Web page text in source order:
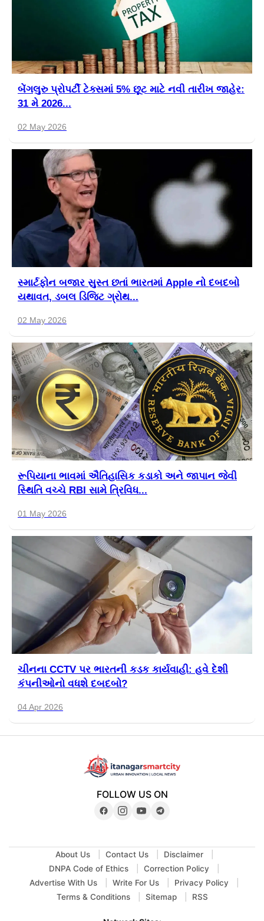
બેંગલુરુ પ્રોપર્ટી ટેક્સમાં 5% છૂટ માટે નવી તારીખ જાહેર:
31 મે 2026...
02 May 2026
સ્માર્ટફોન બજાર સુસ્ત છતાં ભારતમાં Apple નો દબદબો
યથાવત, ડબલ ડિજિટ ગ્રોથ...
02 May 2026
રૂપિયાના ભાવમાં ઐતિહાસિક કડાકો અને જાપાન જેવી
સ્થિતિ વચ્ચે RBI સામે ત્રિવિધ...
01 May 2026
ચીનના CCTV પર ભારતની કડક કાર્યવાહી: હવે દેશી
કંપનીઓનો વધશે દબદબો?
04 Apr 2026
FOLLOW US ON
About Us Contact Us
Disclaimer
DNPA Code of Ethics
Correction Policy
Advertise With Us
Write For Us
Privacy Policy
Terms & Conditions
Sitemap RSS